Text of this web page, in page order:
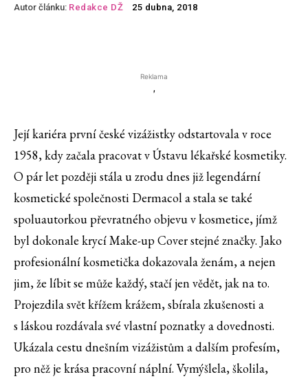
Autor článku: Redakce DŽ 25 dubna, 2018
Reklama
'
Její kariéra první české vizážistky odstartovala v roce
1958, kdy začala pracovat v Ústavu lékařské kosmetiky.
O pár let později stála u zrodu dnes již legendární
kosmetické společnosti Dermacol a stala se také
spoluautorkou převratného objevu v kosmetice, jímž
byl dokonale krycí Make-up Cover stejné značky. Jako
profesionální kosmetička dokazovala ženám, a nejen
jim, že líbit se může každý, stačí jen vědět, jak na to.
Projezdila svět křížem krážem, sbírala zkušenosti a
s láskou rozdávala své vlastní poznatky a dovednosti.
Ukázala cestu dnešním vizážistům a dalším profesím,
pro něž je krása pracovní náplní. Vymýšlela, školila,